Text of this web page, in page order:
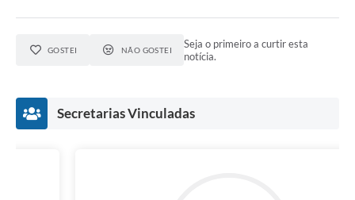
GOSTEI NÃO GOSTEI
Seja o primeiro a curtir esta
notícia.
Secretarias Vinculadas